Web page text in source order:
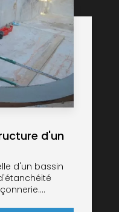
d'un
d'un bassin